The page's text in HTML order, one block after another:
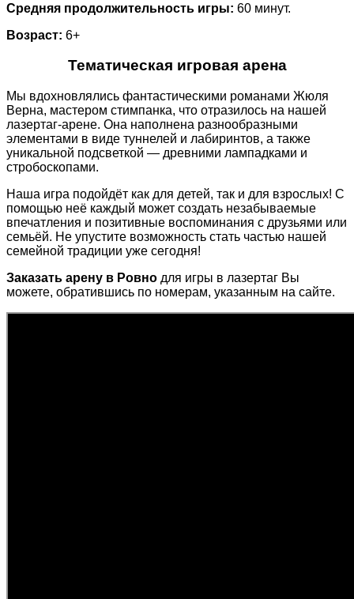
Средняя продолжительность игры: 60 минут.
Возраст: 6+
Тематическая игровая арена
Мы вдохновлялись фантастическими романами Жюля
Верна, мастером стимпанка, что отразилось на нашей
лазертаг-арене. Она наполнена разнообразными
элементами в виде туннелей и лабиринтов, а также
уникальной подсветкой — древними лампадками и
стробоскопами.
Наша игра подойдёт как для детей, так и для взрослых! С
помощью неё каждый может создать незабываемые
впечатления и позитивные воспоминания с друзьями или
семьёй. Не упустите возможность стать частью нашей
семейной традиции уже сегодня!
Заказать арену в Ровно для игры в лазертаг Вы
можете, обратившись по номерам, указанным на сайте.